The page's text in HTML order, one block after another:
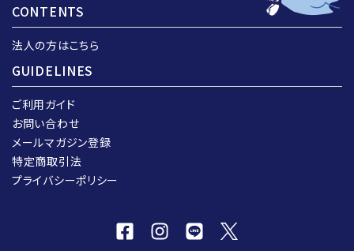
CONTENTS
法人の方はこちら
GUIDELINES
ご利用ガイド
お問い合わせ
メールマガジン登録
特定商取引法
プライバシーポリシー